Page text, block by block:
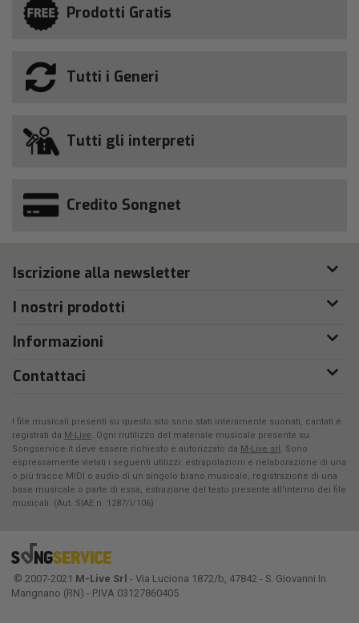
Prodotti Gratis
Tutti i Generi
Tutti gli interpreti
Credito Songnet
Iscrizione alla newsletter
I nostri prodotti
Informazioni
Contattaci
I file musicali presenti su questo sito sono stati interamente suonati, cantati e
registrati da M-Live. Ogni riutilizzo del materiale musicale presente su
Songservice.it deve essere richiesto e autorizzato da M-Live srl. Sono
espressamente vietati i seguenti utilizzi: estrapolazioni e rielaborazione di una
o più tracce MIDI o audio di un singolo brano musicale, registrazione di una
base musicale o parte di essa, estrazione del testo presente all'interno dei file
musicali. (Aut. SIAE n. 1287/I/106)
© 2007-2021 M-Live Srl - Via Luciona 1872/b, 47842 - S. Giovanni In
Marignano (RN) - P.IVA 03127860405